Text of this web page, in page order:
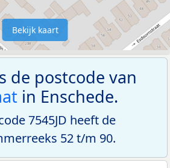
Bekijk kaart
de postcode van
in Enschede.
7545JD heeft de
52 t/m 90.